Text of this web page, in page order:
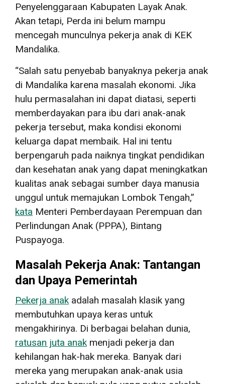
Penyelenggaraan Kabupaten Layak Anak.
Akan tetapi, Perda ini belum mampu
mencegah munculnya pekerja anak di KEK
Mandalika.
“Salah satu penyebab banyaknya pekerja anak
di Mandalika karena masalah ekonomi. Jika
hulu permasalahan ini dapat diatasi, seperti
memberdayakan para ibu dari anak-anak
pekerja tersebut, maka kondisi ekonomi
keluarga dapat membaik. Hal ini tentu
berpengaruh pada naiknya tingkat pendidikan
dan kesehatan anak yang dapat meningkatkan
kualitas anak sebagai sumber daya manusia
unggul untuk memajukan Lombok Tengah,”
kata Menteri Pemberdayaan Perempuan dan
Perlindungan Anak (PPPA), Bintang
Puspayoga.
Masalah Pekerja Anak: Tantangan
dan Upaya Pemerintah
Pekerja anak adalah masalah klasik yang
membutuhkan upaya keras untuk
mengakhirinya. Di berbagai belahan dunia,
ratusan juta anak menjadi pekerja dan
kehilangan hak-hak mereka. Banyak dari
mereka yang merupakan anak-anak usia